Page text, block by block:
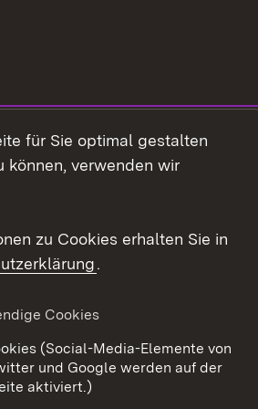
Datenschutz
Cookies
für Sie optimal gestalten
können, verwenden wir
zu Cookies erhalten Sie in
.
Cookies
(Social-Media-Elemente von
und Google werden auf der
aktiviert.)